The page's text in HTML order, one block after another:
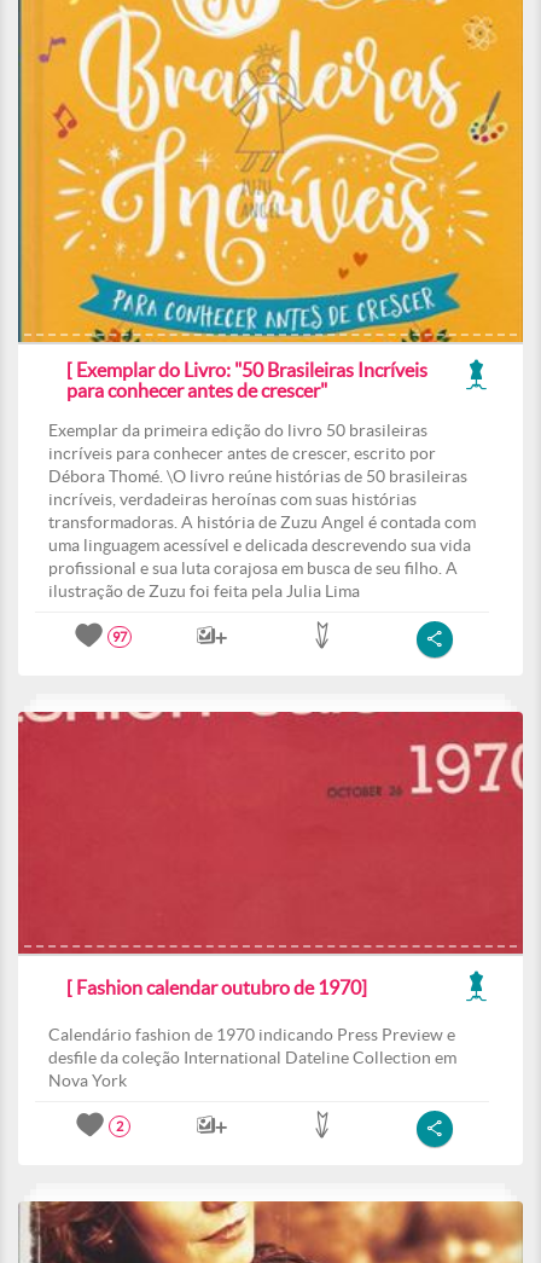
[ Exemplar do Livro: "50 Brasileiras Incríveis
para conhecer antes de crescer"
Exemplar da primeira edição do livro 50 brasileiras
incríveis para conhecer antes de crescer, escrito por
Débora Thomé. \O livro reúne histórias de 50 brasileiras
incríveis, verdadeiras heroínas com suas histórias
transformadoras. A história de Zuzu Angel é contada com
uma linguagem acessível e delicada descrevendo sua vida
profissional e sua luta corajosa em busca de seu filho. A
ilustração de Zuzu foi feita pela Julia Lima
97
[ Fashion calendar outubro de 1970]
Calendário fashion de 1970 indicando Press Preview e
desfile da coleção International Dateline Collection em
Nova York
2